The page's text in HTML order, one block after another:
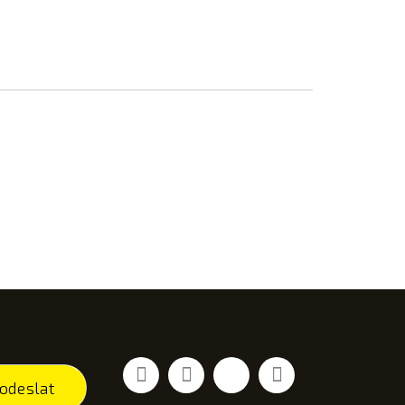
odeslat
FacebookYouTubeVimeo Instagram